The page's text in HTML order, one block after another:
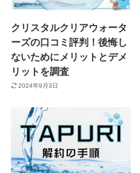
クリスタルクリアウォータ
ーズの口コミ評判！後悔し
ないためにメリットとデメ
リットを調査
2024年9月3日